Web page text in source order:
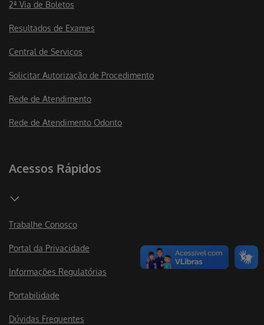
2ª Via de Boletos
Resultados de Exames
Central de Serviços
Solicitar Autorização de Procedimento
Rede de Atendimento
Rede de Atendimento Odonto
Acessos Rápidos
Trabalhe Conosco
Portal da Privacidade
Informações Regulatórias
Portabilidade
Dúvidas Frequentes